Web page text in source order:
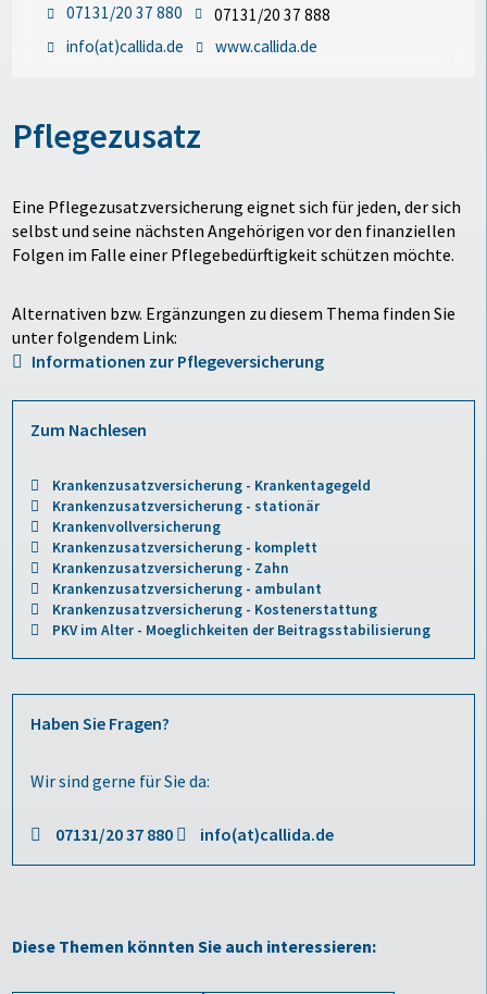
07131/20 37 880
07131/20 37 888
info(at)callida.de
www.callida.de
Pflegezusatz
Eine Pflegezusatzversicherung eignet sich für jeden, der sich
selbst und seine nächsten Angehörigen vor den finanziellen
Folgen im Falle einer Pflegebedürftigkeit schützen möchte.
Alternativen bzw. Ergänzungen zu diesem Thema finden Sie
unter folgendem Link:
Informationen zur Pflegeversicherung
Zum Nachlesen
Krankenzusatzversicherung - Krankentagegeld
Krankenzusatzversicherung - stationär
Krankenvollversicherung
Krankenzusatzversicherung - komplett
Krankenzusatzversicherung - Zahn
Krankenzusatzversicherung - ambulant
Krankenzusatzversicherung - Kostenerstattung
PKV im Alter - Moeglichkeiten der Beitragsstabilisierung
Haben Sie Fragen?
Wir sind gerne für Sie da:
07131/20 37 880 info(at)callida.de
Diese Themen könnten Sie auch interessieren: